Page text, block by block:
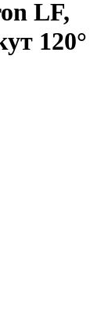
LF,
120°